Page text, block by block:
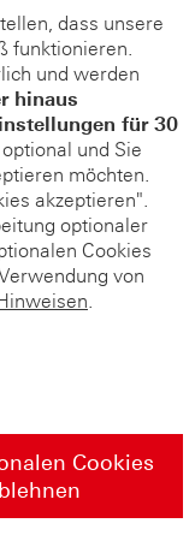
dass unsere
funktionieren.
und werden
hinaus
für 30
und Sie
möchten.
akzeptieren".
optionaler
Cookies
von
.
Cookies